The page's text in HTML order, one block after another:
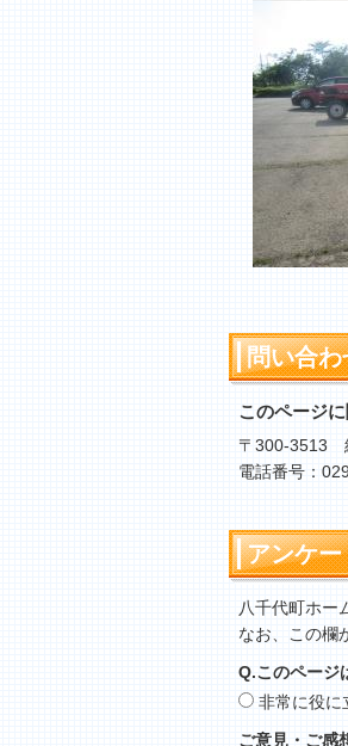
問い合わ
このページ
〒300-3513
電話番号：
アンケー
八千代町ホー
なお、この欄
Q.このページ
非常に役に
ご意見・ご感